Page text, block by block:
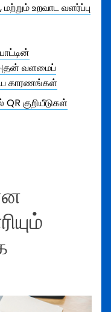
உறவாட வளர்ப்பு
அதன் வளமைப்
காரணங்கள்
குறியீடுகள்